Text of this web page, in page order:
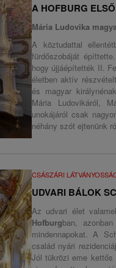
A HOFBURG
Mária Ludovika
A köztudattal
fürdőszobáját
hogy újjáépítették II.
életben aktív
és magyar
Mária Ludovikáról,
unokájáról csak
néhány szót ejtenünk
CSÁSZÁRI
UDVARI BÁLOK
Az udvari élet
Hofburgban,
mindennapokat. A
család nyári
Jól tükrözi eme